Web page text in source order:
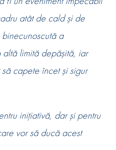
atât de cald şi de
a
limită depăşită, iar
capete încet și sigur
inițiativă, dar și pentru
vor să ducă acest